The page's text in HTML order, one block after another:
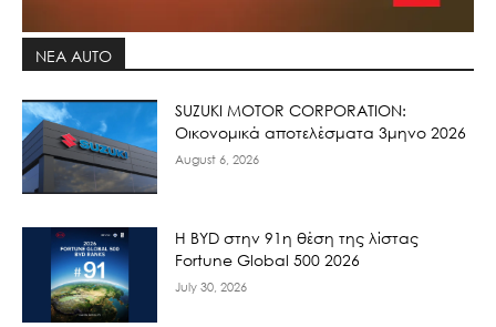
ΝΕΑ AUTO
SUZUKI MOTOR CORPORATION:
Οικονομικά αποτελέσματα 3μηνο 2026
August 6, 2026
Η BYD στην 91η θέση της λίστας
Fortune Global 500 2026
July 30, 2026